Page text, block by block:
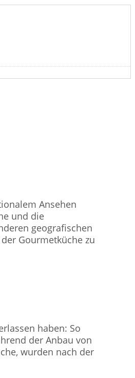
Ansehen
und die
geografischen
Gourmetküche zu
haben: So
der Anbau von
wurden nach der